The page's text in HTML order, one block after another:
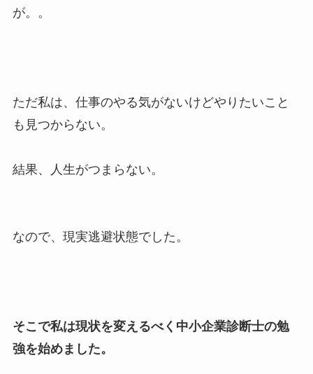
が。。
ただ私は、仕事のやる気がないけどやりたいこと
も見つからない。
結果、人生がつまらない。
なので、現実逃避状態でした。
そこで私は現状を変えるべく中小企業診断士の勉
強を始めました。